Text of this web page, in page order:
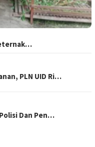
PLN UID Ri…
Dan Pen…